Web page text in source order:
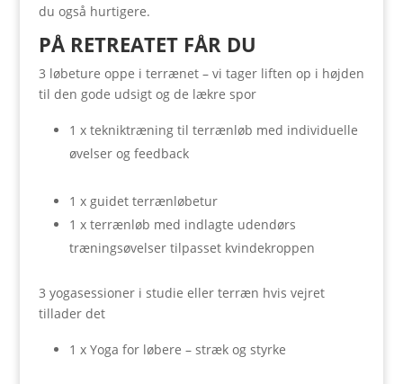
du også hurtigere.
PÅ RETREATET FÅR DU
3 løbeture oppe i terrænet – vi tager liften op i højden
til den gode udsigt og de lækre spor
1 x tekniktræning til terrænløb med individuelle
øvelser og feedback
1 x guidet terrænløbetur
1 x terrænløb med indlagte udendørs
træningsøvelser tilpasset kvindekroppen
3 yogasessioner i studie eller terræn hvis vejret
tillader det
1 x Yoga for løbere – stræk og styrke